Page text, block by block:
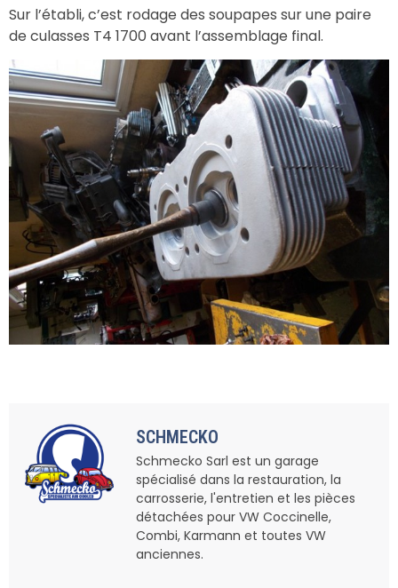
Sur l’établi, c’est rodage des soupapes sur une paire
de culasses T4 1700 avant l’assemblage final.
SCHMECKO
Schmecko Sarl est un garage
spécialisé dans la restauration, la
carrosserie, l'entretien et les pièces
détachées pour VW Coccinelle,
Combi, Karmann et toutes VW
anciennes.